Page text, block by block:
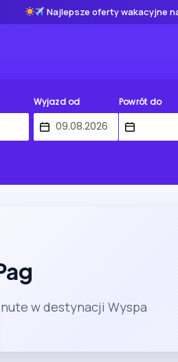
Najlepsze oferty wakacyjne
Wyjazd od Powrót do
w destynacji Wyspa